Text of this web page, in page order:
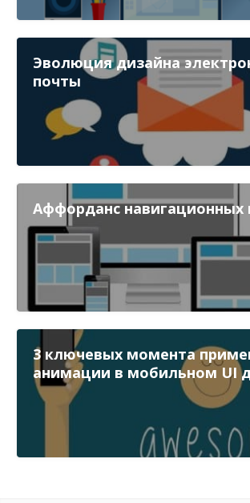
Эволюция дизайна
почты
Аффорданс навигационных
3 ключевых момента
анимации в мобильном UI